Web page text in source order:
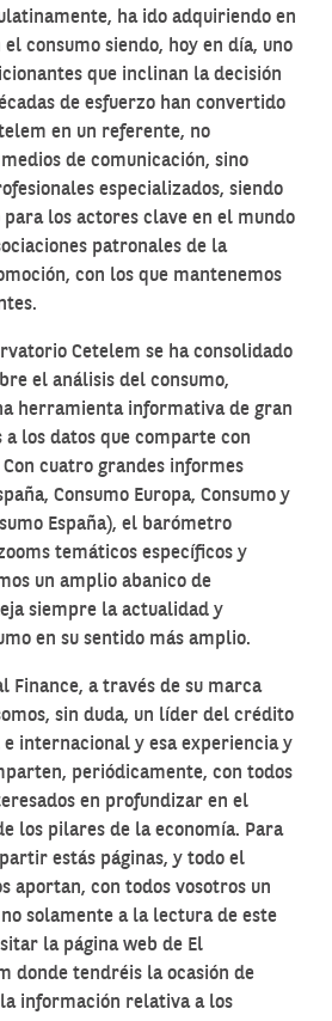
ha ido adquiriendo en
consumo siendo, hoy en día, uno
que inclinan la decisión
de esfuerzo han convertido
en un referente, no
de comunicación, sino
especializados, siendo
los actores clave en el mundo
patronales de la
con los que mantenemos
Cetelem se ha consolidado
el análisis del consumo,
herramienta informativa de gran
a los datos que comparte con
cuatro grandes informes
Consumo Europa, Consumo y
España), el barómetro
temáticos específicos y
un amplio abanico de
siempre la actualidad y
en su sentido más amplio.
Finance, a través de su marca
sin duda, un líder del crédito
internacional y esa experiencia y
periódicamente, con todos
en profundizar en el
los pilares de la economía. Para
estás páginas, y todo el
aportan, con todos vosotros un
solamente a la lectura de este
la página web de El
donde tendréis la ocasión de
información relativa a los